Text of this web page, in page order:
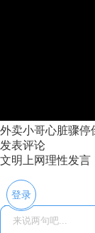
外卖小哥心脏骤停
发表评论
文明上网理性发言
登录